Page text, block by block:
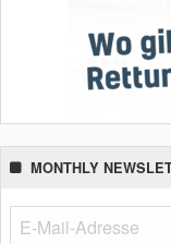
MONTHLY